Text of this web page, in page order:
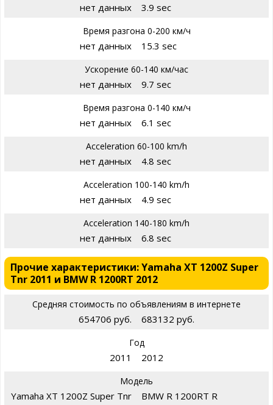
нет данных 3.9 sec
Время разгона 0-200 км/ч
нет данных 15.3 sec
Ускорение 60-140 км/час
нет данных 9.7 sec
Время разгона 0-140 км/ч
нет данных 6.1 sec
Acceleration 60-100 km/h
нет данных 4.8 sec
Acceleration 100-140 km/h
нет данных 4.9 sec
Acceleration 140-180 km/h
нет данных 6.8 sec
Прочие характеристики: Yamaha XT 1200Z Super
Tnr 2011 и BMW R 1200RT 2012
Средняя стоимость по объявлениям в интернете
654706 руб. 683132 руб.
Год
2011 2012
Модель
Yamaha XT 1200Z Super Tnr BMW R 1200RT R